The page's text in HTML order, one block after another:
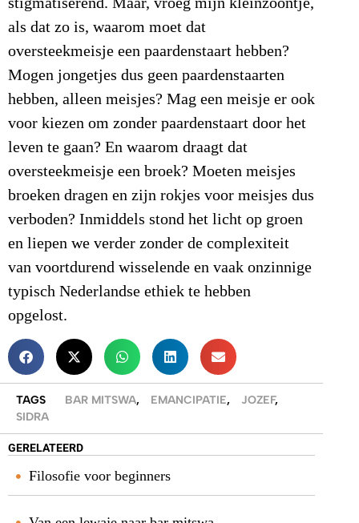
als dat zo is, waarom moet dat
oversteekmeisje een paardenstaart hebben?
Mogen jongetjes dus geen paardenstaarten
hebben, alleen meisjes? Mag een meisje er ook
voor kiezen om zonder paardenstaart door het
leven te gaan? En waarom draagt dat
oversteekmeisje een broek? Moeten meisjes
broeken dragen en zijn rokjes voor meisjes dus
verboden? Inmiddels stond het licht op groen
en liepen we verder zonder de complexiteit
van voortdurend wisselende en vaak onzinnige
typisch Nederlandse ethiek te hebben
opgelost.
TAGS BAR MITSWA, EMANCIPATIE, JOZEF,
SIDRA
GERELATEERD
Filosofie voor beginners